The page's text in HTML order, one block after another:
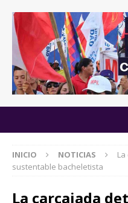
INICIO NOTICIAS
sustentable bacheletista
La carcajada